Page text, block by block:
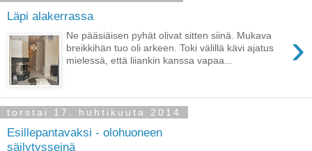
Läpi alakerrassa
›
Ne pääsiäisen pyhät olivat sitten siinä. Mukava
breikkihän tuo oli arkeen. Toki välillä kävi ajatus
mielessä, että liiankin kanssa vapaa...
torstai 17. huhtikuuta 2014
Esillepantavaksi - olohuoneen
säilytysseinä